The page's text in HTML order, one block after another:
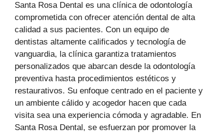
Santa Rosa Dental es una clínica de odontología
comprometida con ofrecer atención dental de alta
calidad a sus pacientes. Con un equipo de
dentistas altamente calificados y tecnología de
vanguardia, la clínica garantiza tratamientos
personalizados que abarcan desde la odontología
preventiva hasta procedimientos estéticos y
restaurativos. Su enfoque centrado en el paciente y
un ambiente cálido y acogedor hacen que cada
visita sea una experiencia cómoda y agradable. En
Santa Rosa Dental, se esfuerzan por promover la